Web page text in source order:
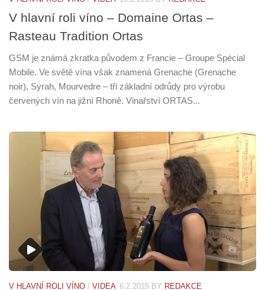
V hlavní roli víno – Domaine Ortas –
Rasteau Tradition Ortas
GSM je známá zkratka původem z Francie – Groupe Spécial
Mobile. Ve světě vína však znamená Grenache (Grenache
noir), Syrah, Mourvedre – tři základní odrůdy pro výrobu
červených vín na jižní Rhoně. Vinařství ORTAS...
V HLAVNÍ ROLI VÍNO / VIDEA 6.2.2015 BY REDAKCE